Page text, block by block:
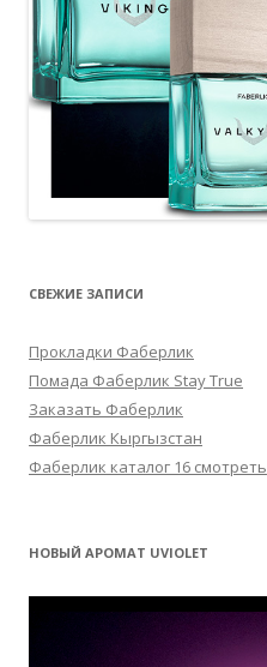
СВЕЖИЕ ЗАПИСИ
Прокладки Фаберлик
Помада Фаберлик Stay True
Заказать Фаберлик
Фаберлик Кыргызстан
Фаберлик каталог 16 смотреть
НОВЫЙ АРОМАТ UVIOLET
Видеоплеер